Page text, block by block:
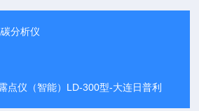
分析仪
点仪（智能）LD-300型-大连日普利